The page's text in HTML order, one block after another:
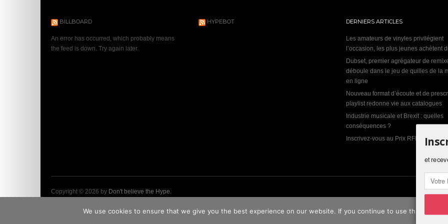
BILLBOARD
An error has occurred, which probably means
the feed is down. Try again later.
HYPEBOT DERNIERS ARTICLES
Les amateurs de vinyles privilégient
l’occasion, les plus jeunes achètent
Dubset, premier agrégateur de
déboule dans le jeu de quilles de la
en ligne
Nouveau format d’écoute et de
playlist redonne vie aux catalogues
Industrie musicale et Brexit : quelles
conséquences ?
Inscrivez-vous au Prix RFI
Copyright © 2026 by Don't believe the Hype.
Contenu soumis au Code de la Propriété Intellectuelle - Tous droits réservés.
We use cookies to ensure that we give you the best experience on our website. If you continue to use this site we
et